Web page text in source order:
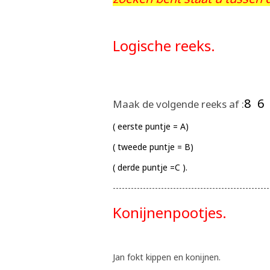
Logische reeks.
Maak de volgende reeks af :8 6
( eerste puntje = A)
( tweede puntje = B)
( derde puntje =C ).
Konijnenpootjes.
Jan fokt kippen en konijnen.